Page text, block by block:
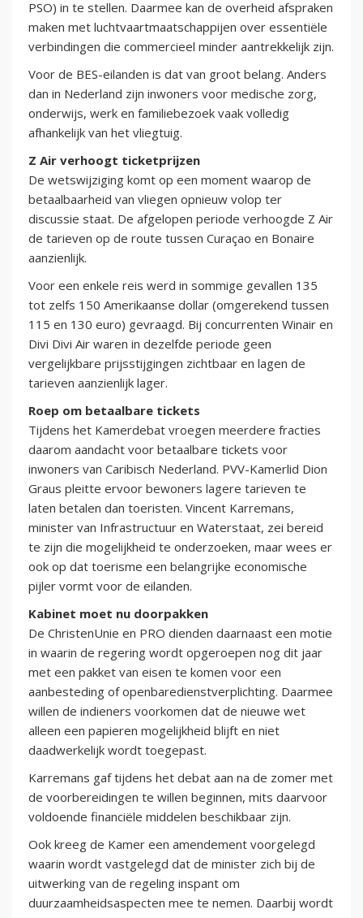
PSO) in te stellen. Daarmee kan de overheid afspraken
maken met luchtvaartmaatschappijen over essentiële
verbindingen die commercieel minder aantrekkelijk zijn.
Voor de BES-eilanden is dat van groot belang. Anders
dan in Nederland zijn inwoners voor medische zorg,
onderwijs, werk en familiebezoek vaak volledig
afhankelijk van het vliegtuig.
Z Air verhoogt ticketprijzen
De wetswijziging komt op een moment waarop de
betaalbaarheid van vliegen opnieuw volop ter
discussie staat. De afgelopen periode verhoogde Z Air
de tarieven op de route tussen Curaçao en Bonaire
aanzienlijk.
Voor een enkele reis werd in sommige gevallen 135
tot zelfs 150 Amerikaanse dollar (omgerekend tussen
115 en 130 euro) gevraagd. Bij concurrenten Winair en
Divi Divi Air waren in dezelfde periode geen
vergelijkbare prijsstijgingen zichtbaar en lagen de
tarieven aanzienlijk lager.
Roep om betaalbare tickets
Tijdens het Kamerdebat vroegen meerdere fracties
daarom aandacht voor betaalbare tickets voor
inwoners van Caribisch Nederland. PVV-Kamerlid Dion
Graus pleitte ervoor bewoners lagere tarieven te
laten betalen dan toeristen. Vincent Karremans,
minister van Infrastructuur en Waterstaat, zei bereid
te zijn die mogelijkheid te onderzoeken, maar wees er
ook op dat toerisme een belangrijke economische
pijler vormt voor de eilanden.
Kabinet moet nu doorpakken
De ChristenUnie en PRO dienden daarnaast een motie
in waarin de regering wordt opgeroepen nog dit jaar
met een pakket van eisen te komen voor een
aanbesteding of openbaredienstverplichting. Daarmee
willen de indieners voorkomen dat de nieuwe wet
alleen een papieren mogelijkheid blijft en niet
daadwerkelijk wordt toegepast.
Karremans gaf tijdens het debat aan na de zomer met
de voorbereidingen te willen beginnen, mits daarvoor
voldoende financiële middelen beschikbaar zijn.
Ook kreeg de Kamer een amendement voorgelegd
waarin wordt vastgelegd dat de minister zich bij de
uitwerking van de regeling inspant om
duurzaamheidsaspecten mee te nemen. Daarbij wordt